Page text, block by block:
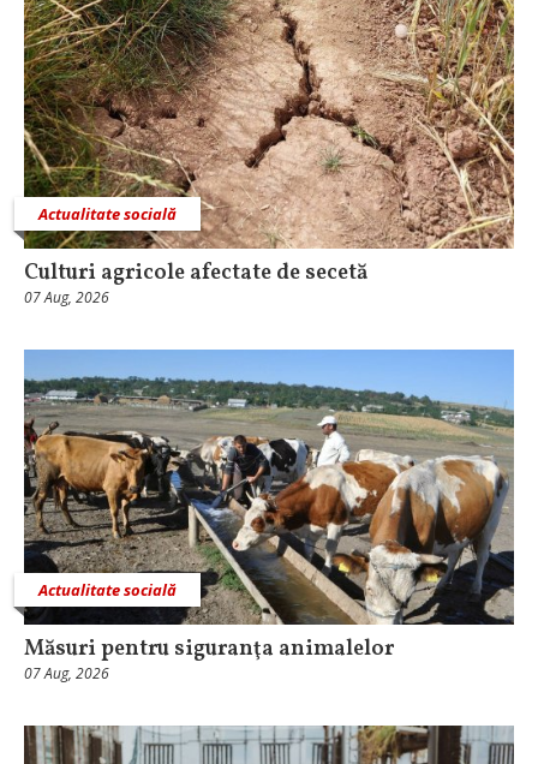
Actualitate socială
Culturi agricole afectate de secetă
07 Aug, 2026
Actualitate socială
Măsuri pentru siguranţa animalelor
07 Aug, 2026